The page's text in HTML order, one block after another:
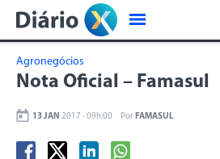
Agronegócios
Nota Oficial – Famasul
13 JAN 2017 - 09h:00 Por FAMASUL